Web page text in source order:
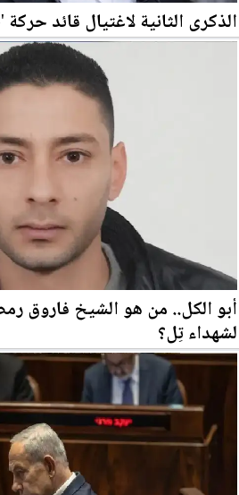
الذكرى الثانية لاغتيال قائد
أبو الكل.. من هو الشيخ فاروق
لشهداء تِل؟